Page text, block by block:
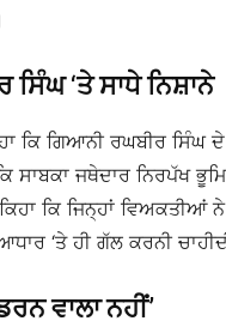
‘ਤੇ ਸਾਧੇ ਨਿਸ਼ਾਨੇ
ਕਿ ਗਿਆਨੀ ਰਘਬੀਰ
ਜਥੇਦਾਰ ਨਿਰਪੱਖ
ਕਿ ਜਿਨ੍ਹਾਂ ਵਿਅਕਤੀਆਂ
‘ਤੇ ਹੀ ਗੱਲ ਕਰਨੀ
ਵਾਲਾ ਨਹੀਂ’